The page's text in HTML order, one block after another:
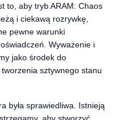
to, aby tryb ARAM: Chaos
i ciekawą rozrywkę,
pewne warunki
Wyważenie i
jako środek do
sztywnego stanu
była sprawiedliwa. Istnieją